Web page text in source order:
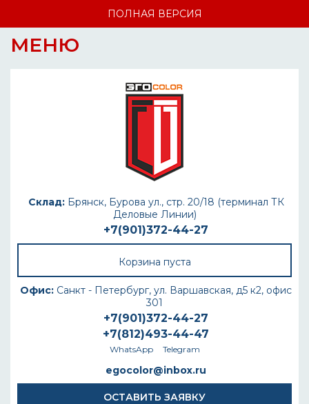
ПОЛНАЯ ВЕРСИЯ
МЕНЮ
Склад:Брянск, Бурова ул., стр. 20/18 (терминал ТК
Деловые Линии)
+7(901)372-44-27
Корзина пуста
Офис: Санкт - Петербург, ул. Варшавская, д5 к2, офис
301
+7(901)372-44-27
+7(812)493-44-47
WhatsApp Telegram
egocolor@inbox.ru
ОСТАВИТЬ ЗАЯВКУ